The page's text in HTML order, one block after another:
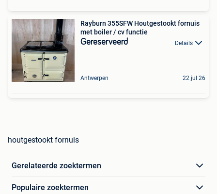
Rayburn 355SFW Houtgestookt fornuis
met boiler / cv functie
Gereserveerd Details
Antwerpen 22 jul 26
houtgestookt fornuis
Gerelateerde zoektermen
Populaire zoektermen